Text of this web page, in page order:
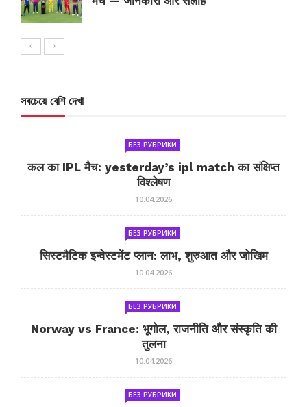
সবচেয়ে বেশি দেখা
БЕЗ РУБРИКИ
कल का IPL मैच: yesterday’s ipl match का संक्षिप्त
विश्लेषण
10.04.2026
БЕЗ РУБРИКИ
सिस्टमैटिक इन्वेस्टमेंट प्लान: लाभ, शुरुआत और जोखिम
10.04.2026
БЕЗ РУБРИКИ
Norway vs France: भूगोल, राजनीति और संस्कृति की
तुलना
10.04.2026
БЕЗ РУБРИКИ